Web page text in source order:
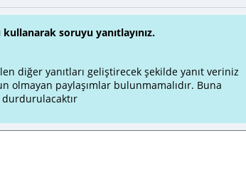
kullanarak soruyu yanıtlayınız.
diğer yanıtları geliştirecek şekilde yanıt veriniz
olmayan paylaşımlar bulunmamalıdır. Buna